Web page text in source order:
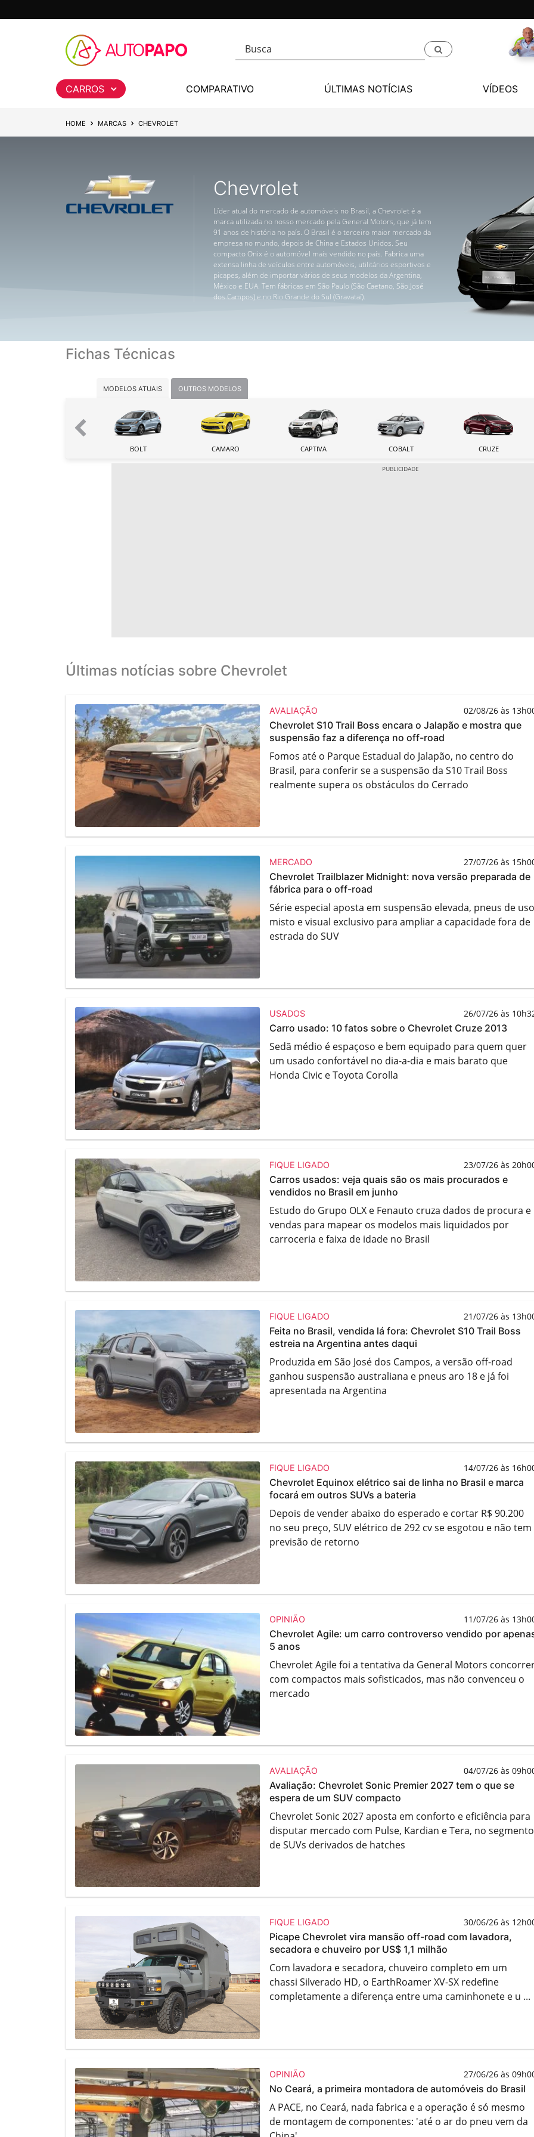
CARROS COMPARATIVO ÚLTIMAS NOTÍCIAS VÍDEOS
HOME MARCAS CHEVROLET
Chevrolet
Líder atual do mercado de automóveis no Brasil, a Chevrolet é a
marca utilizada no nosso mercado pela General Motors, que já tem
91 anos de história no país. O Brasil é o terceiro maior mercado da
empresa no mundo, depois de China e Estados Unidos. Seu
compacto Onix é o automóvel mais vendido no país. Fabrica uma
extensa linha de veículos entre automóveis, utilitários esportivos e
picapes, além de importar vários de seus modelos da Argentina,
México e EUA. Tem fábricas em São Paulo (São Caetano, São José
dos Campos) e no Rio Grande do Sul (Gravataí).
Fichas Técnicas
MODELOS ATUAIS OUTROS MODELOS
BOLT CAMARO CAPTIVA COBALT CRUZE
Últimas notícias sobre Chevrolet
AVALIAÇÃO 02/08/26 às
Chevrolet S10 Trail Boss encara o Jalapão e mostra que
suspensão faz a diferença no off-road
Fomos até o Parque Estadual do Jalapão, no centro do
Brasil, para conferir se a suspensão da S10 Trail Boss
realmente supera os obstáculos do Cerrado
MERCADO 27/07/26 às
Chevrolet Trailblazer Midnight: nova versão preparada de
fábrica para o off-road
Série especial aposta em suspensão elevada, pneus de uso
misto e visual exclusivo para ampliar a capacidade fora de
estrada do SUV
USADOS 26/07/26 às
Carro usado: 10 fatos sobre o Chevrolet Cruze 2013
Sedã médio é espaçoso e bem equipado para quem quer
um usado confortável no dia-a-dia e mais barato que
Honda Civic e Toyota Corolla
FIQUE LIGADO 23/07/26 às
Carros usados: veja quais são os mais procurados e
vendidos no Brasil em junho
Estudo do Grupo OLX e Fenauto cruza dados de procura e
vendas para mapear os modelos mais liquidados por
carroceria e faixa de idade no Brasil
FIQUE LIGADO 21/07/26 às
Feita no Brasil, vendida lá fora: Chevrolet S10 Trail Boss
estreia na Argentina antes daqui
Produzida em São José dos Campos, a versão off-road
ganhou suspensão australiana e pneus aro 18 e já foi
apresentada na Argentina
FIQUE LIGADO 14/07/26 às
Chevrolet Equinox elétrico sai de linha no Brasil e marca
focará em outros SUVs a bateria
Depois de vender abaixo do esperado e cortar R$ 90.200
no seu preço, SUV elétrico de 292 cv se esgotou e não tem
previsão de retorno
OPINIÃO 11/07/26 às
Chevrolet Agile: um carro controverso vendido por
5 anos
Chevrolet Agile foi a tentativa da General Motors
com compactos mais sofisticados, mas não convenceu o
mercado
AVALIAÇÃO 04/07/26 às
Avaliação: Chevrolet Sonic Premier 2027 tem o que se
espera de um SUV compacto
Chevrolet Sonic 2027 aposta em conforto e eficiência para
disputar mercado com Pulse, Kardian e Tera, no segmento
de SUVs derivados de hatches
FIQUE LIGADO 30/06/26 às
Picape Chevrolet vira mansão off-road com lavadora,
secadora e chuveiro por US$ 1,1 milhão
Com lavadora e secadora, chuveiro completo em um
chassi Silverado HD, o EarthRoamer XV-SX redefine
completamente a diferença entre uma caminhonete e u ...
OPINIÃO 27/06/26 às
No Ceará, a primeira montadora de automóveis do Brasil
A PACE, no Ceará, nada fabrica e a operação é só mesmo
de montagem de componentes: 'até o ar do pneu vem da